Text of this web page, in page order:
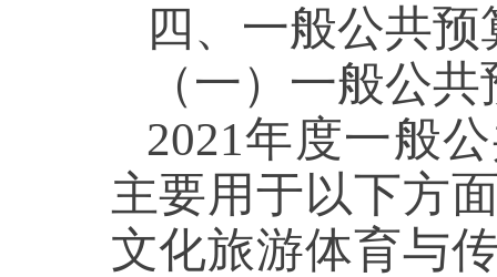
四、一般公共
（一）一般公
2021年度一般
主要用于以下方
文化旅游体育与